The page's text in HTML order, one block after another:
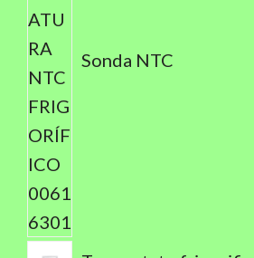
Sonda NTC